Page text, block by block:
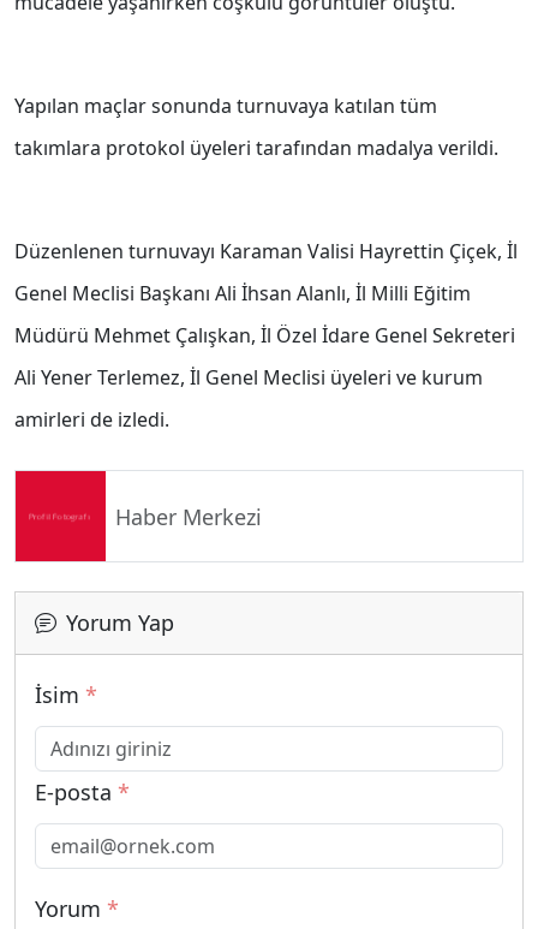
Yapılan maçlar sonunda turnuvaya katılan tüm
takımlara protokol üyeleri tarafından madalya verildi.
Düzenlenen turnuvayı Karaman Valisi Hayrettin Çiçek, İl
Genel Meclisi Başkanı Ali İhsan Alanlı, İl Milli Eğitim
Müdürü Mehmet Çalışkan, İl Özel İdare Genel Sekreteri
Ali Yener Terlemez, İl Genel Meclisi üyeleri ve kurum
amirleri de izledi.
Haber Merkezi
Yorum Yap
İsim *
E-posta *
Yorum *